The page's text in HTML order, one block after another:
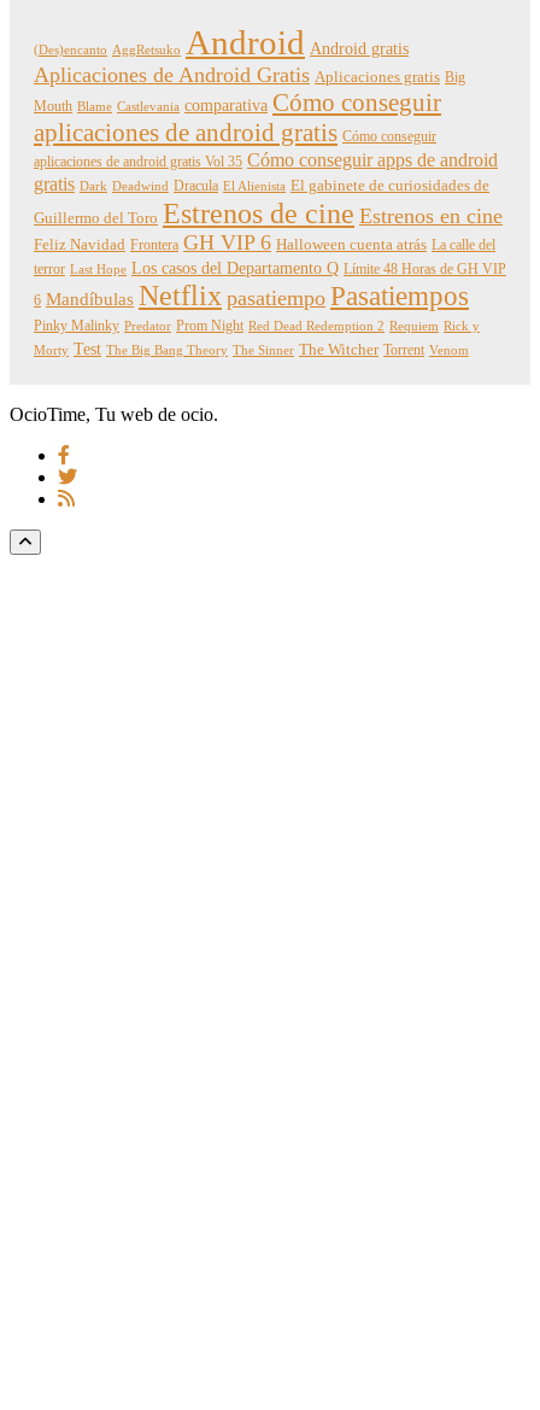
(Des)encanto AggRetsuko Android Android gratis
Aplicaciones de Android Gratis Aplicaciones gratis Big
Mouth Blame Castlevania comparativa Cómo conseguir
aplicaciones de android gratis Cómo conseguir
aplicaciones de android gratis Vol 35 Cómo conseguir apps de android
gratis Dark Deadwind Dracula El Alienista El gabinete de curiosidades de
Guillermo del Toro Estrenos de cine Estrenos en cine
Feliz Navidad Frontera GH VIP 6 Halloween cuenta atrás La calle del
terror Last Hope Los casos del Departamento Q Límite 48 Horas de GH VIP
6 Mandíbulas Netflix pasatiempo Pasatiempos
Pinky Malinky Predator Prom Night Red Dead Redemption 2 Requiem Rick y
Morty Test The Big Bang Theory The Sinner The Witcher Torrent Venom
OcioTime, Tu web de ocio.